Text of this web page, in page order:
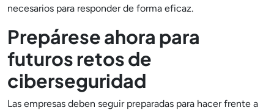
necesarios para responder de forma eficaz.
Prepárese ahora para
futuros retos de
ciberseguridad
Las empresas deben seguir preparadas para hacer frente a